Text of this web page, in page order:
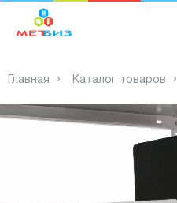
Главная Каталог товаров